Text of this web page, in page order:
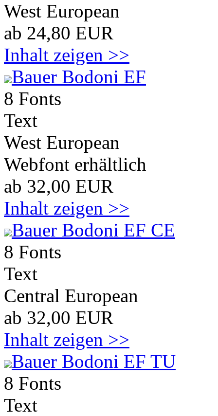
West European
ab 24,80 EUR
Inhalt zeigen >>
Bauer Bodoni EF
8 Fonts
Text
West European
Webfont erhältlich
ab 32,00 EUR
Inhalt zeigen >>
Bauer Bodoni EF CE
8 Fonts
Text
Central European
ab 32,00 EUR
Inhalt zeigen >>
Bauer Bodoni EF TU
8 Fonts
Text